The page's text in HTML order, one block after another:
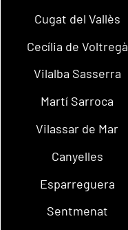
Cugat del Vallès
Cecília de Voltregà
Vilalba Sasserra
Martí Sarroca
Vilassar de Mar
Canyelles
Esparreguera
Sentmenat